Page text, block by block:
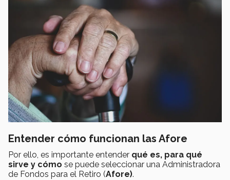
Entender cómo funcionan las Afore
Por ello, es importante entender qué es, para qué
sirve y cómo se puede seleccionar una Administradora
de Fondos para el Retiro (Afore).